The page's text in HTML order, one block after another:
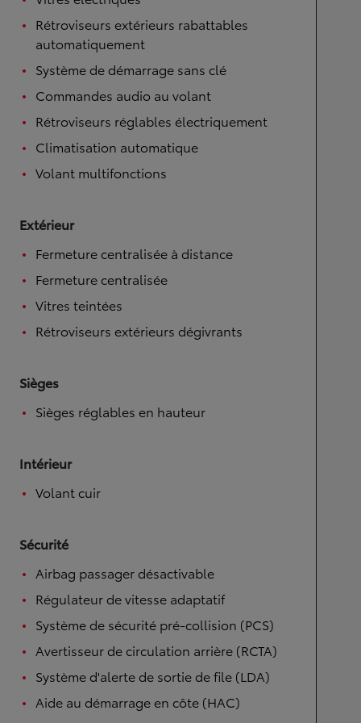
Rétroviseurs extérieurs rabattables
automatiquement
Système de démarrage sans clé
Commandes audio au volant
Rétroviseurs réglables électriquement
Climatisation automatique
Volant multifonctions
Extérieur
Fermeture centralisée à distance
Fermeture centralisée
Vitres teintées
Rétroviseurs extérieurs dégivrants
Sièges
Sièges réglables en hauteur
Intérieur
Volant cuir
Sécurité
Airbag passager désactivable
Régulateur de vitesse adaptatif
Système de sécurité pré-collision (PCS)
Avertisseur de circulation arrière (RCTA)
Système d'alerte de sortie de file (LDA)
Aide au démarrage en côte (HAC)